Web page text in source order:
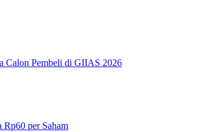
Calon Pembeli di GIIAS 2026
per Saham